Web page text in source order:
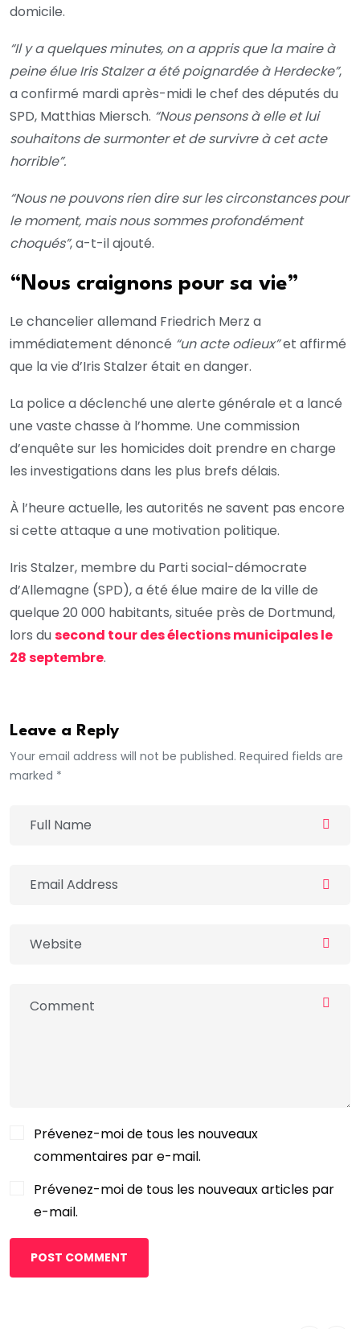
domicile.
“Il y a quelques minutes, on a appris que la maire à
peine élue Iris Stalzer a été poignardée à Herdecke”,
a confirmé mardi après-midi le chef des députés du
SPD, Matthias Miersch. “Nous pensons à elle et lui
souhaitons de surmonter et de survivre à cet acte
horrible”.
“Nous ne pouvons rien dire sur les circonstances pour
le moment, mais nous sommes profondément
choqués”, a-t-il ajouté.
“Nous craignons pour sa vie”
Le chancelier allemand Friedrich Merz a
immédiatement dénoncé “un acte odieux”et affirmé
que la vie d’Iris Stalzer était en danger.
La police a déclenché une alerte générale et a lancé
une vaste chasse à l’homme. Une commission
d’enquête sur les homicides doit prendre en charge
les investigations dans les plus brefs délais.
À l’heure actuelle, les autorités ne savent pas encore
si cette attaque a une motivation politique.
Iris Stalzer, membre du Parti social-démocrate
d’Allemagne (SPD), a été élue maire de la ville de
quelque 20 000 habitants, située près de Dortmund,
lors dusecond tour des élections municipales le
28 septembre.
Leave a Reply
Your email address will not be published. Required fields are
marked *
Prévenez-moi de tous les nouveaux
commentaires par e-mail.
Prévenez-moi de tous les nouveaux articles par
e-mail.
POST COMMENT